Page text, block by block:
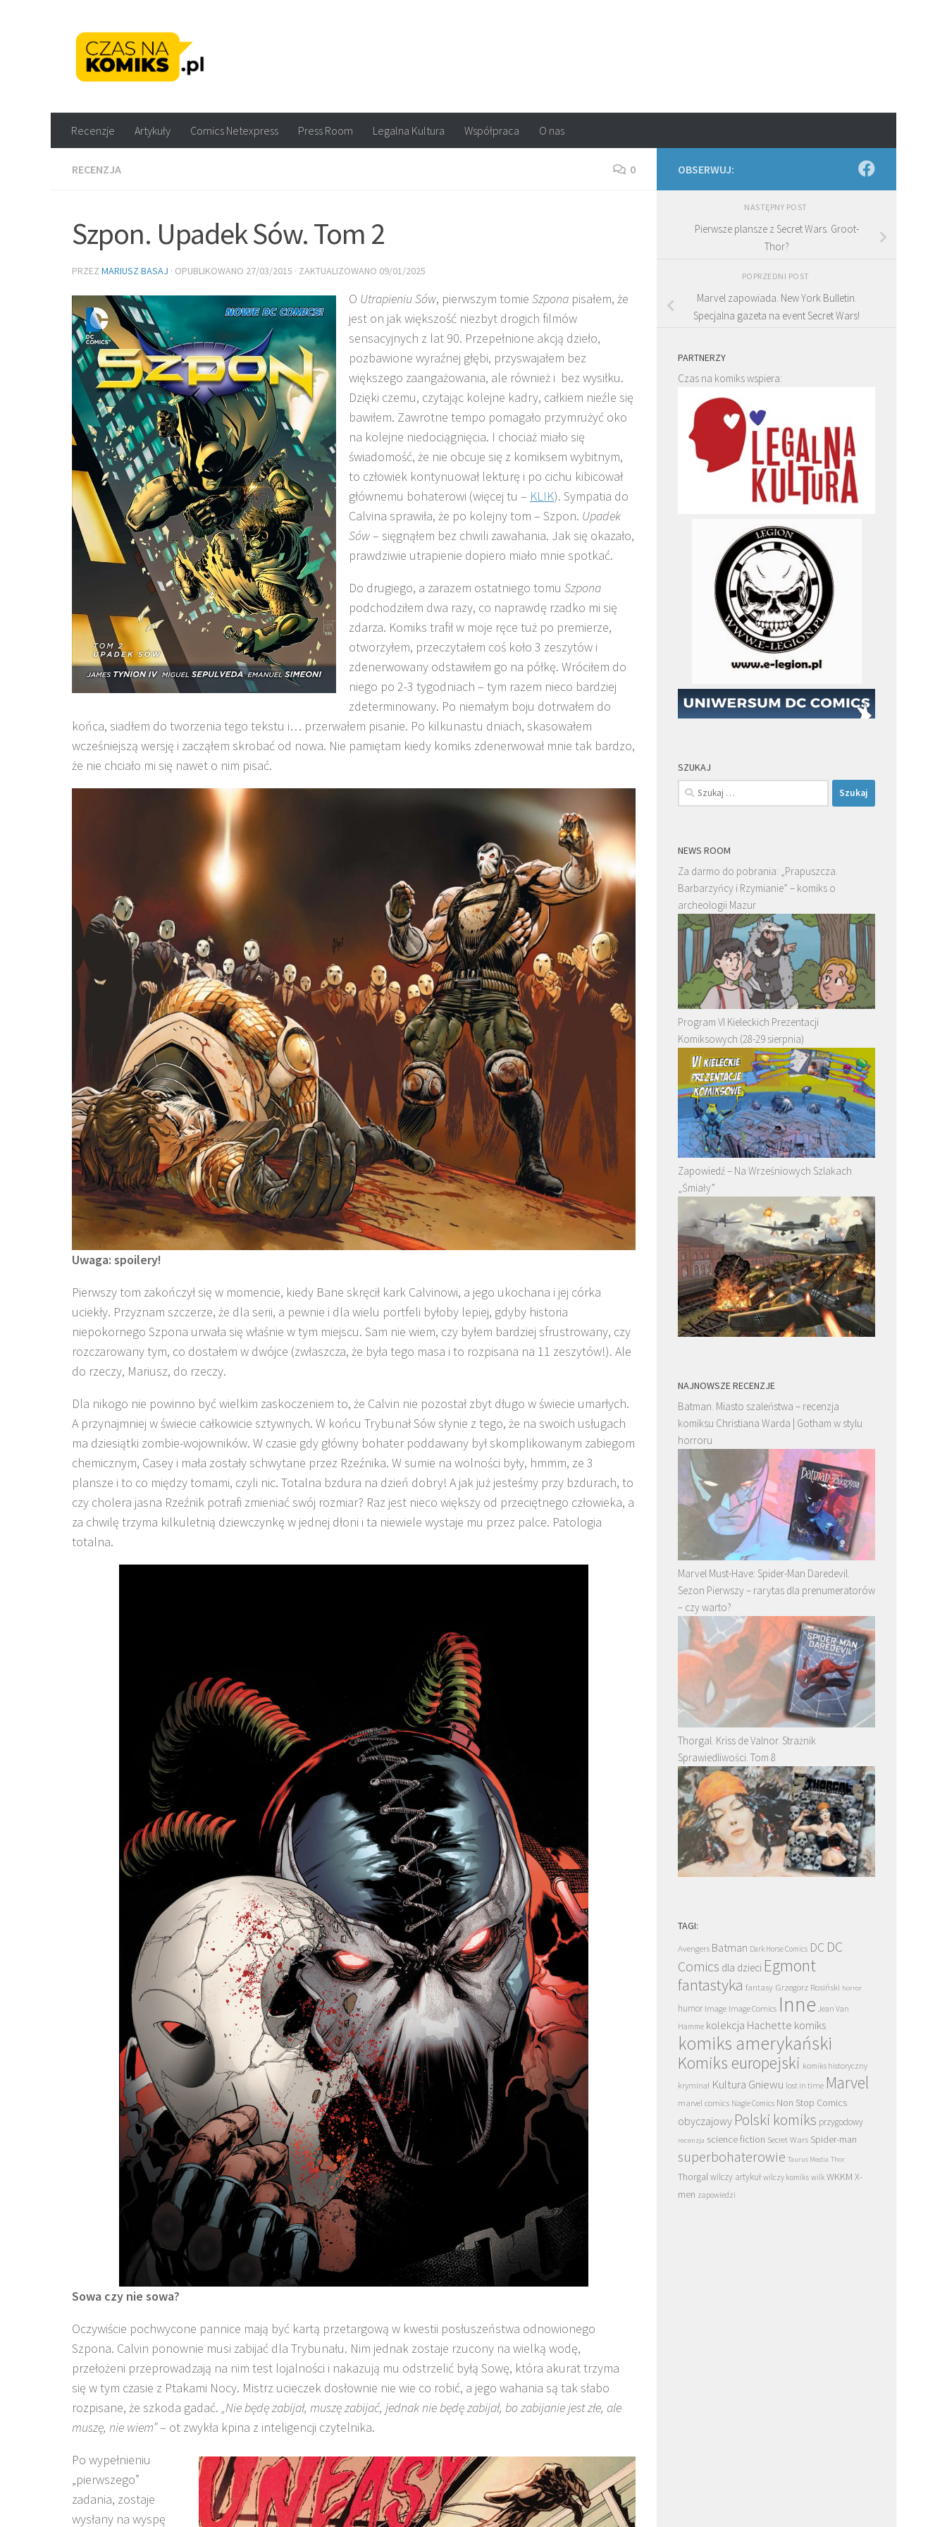
Recenzje Artykuły Comics Netexpress Press Room Legalna Kultura Współpraca O nas
RECENZJA 0
Szpon. Upadek Sów. Tom 2
PRZEZ MARIUSZ BASAJ · OPUBLIKOWANO 27/03/2015 · ZAKTUALIZOWANO 09/01/2025
O Utrapieniu Sów, pierwszym tomie Szpona pisałem, że
jest on jak większość niezbyt drogich filmów
sensacyjnych z lat 90. Przepełnione akcją dzieło,
pozbawione wyraźnej głębi, przyswajałem bez
większego zaangażowania, ale również i bez wysiłku.
Dzięki czemu, czytając kolejne kadry, całkiem nieźle się
bawiłem. Zawrotne tempo pomagało przymrużyć oko
na kolejne niedociągnięcia. I chociaż miało się
świadomość, że nie obcuje się z komiksem wybitnym,
to człowiek kontynuował lekturę i po cichu kibicował
głównemu bohaterowi (więcej tu – KLIK). Sympatia do
Calvina sprawiła, że po kolejny tom – Szpon. Upadek
Sów– sięgnąłem bez chwili zawahania. Jak się okazało,
prawdziwie utrapienie dopiero miało mnie spotkać.
Do drugiego, a zarazem ostatniego tomu Szpona
podchodziłem dwa razy, co naprawdę rzadko mi się
zdarza. Komiks trafił w moje ręce tuż po premierze,
otworzyłem, przeczytałem coś koło 3 zeszytów i
zdenerwowany odstawiłem go na półkę. Wróciłem do
niego po 2-3 tygodniach – tym razem nieco bardziej
zdeterminowany. Po niemałym boju dotrwałem do
końca, siadłem do tworzenia tego tekstu i… przerwałem pisanie. Po kilkunastu dniach, skasowałem
wcześniejszą wersję i zacząłem skrobać od nowa. Nie pamiętam kiedy komiks zdenerwował mnie tak bardzo,
że nie chciało mi się nawet o nim pisać.
Uwaga: spoilery!
Pierwszy tom zakończył się w momencie, kiedy Bane skręcił kark Calvinowi, a jego ukochana i jej córka
uciekły. Przyznam szczerze, że dla serii, a pewnie i dla wielu portfeli byłoby lepiej, gdyby historia
niepokornego Szpona urwała się właśnie w tym miejscu. Sam nie wiem, czy byłem bardziej sfrustrowany, czy
rozczarowany tym, co dostałem w dwójce (zwłaszcza, że była tego masa i to rozpisana na 11 zeszytów!). Ale
do rzeczy, Mariusz, do rzeczy.
Dla nikogo nie powinno być wielkim zaskoczeniem to, że Calvin nie pozostał zbyt długo w świecie umarłych.
A przynajmniej w świecie całkowicie sztywnych. W końcu Trybunał Sów słynie z tego, że na swoich usługach
ma dziesiątki zombie-wojowników. W czasie gdy główny bohater poddawany był skomplikowanym zabiegom
chemicznym, Casey i mała zostały schwytane przez Rzeźnika. W sumie na wolności były, hmmm, ze 3
plansze i to co między tomami, czyli nic. Totalna bzdura na dzień dobry! A jak już jesteśmy przy bzdurach, to
czy cholera jasna Rzeźnik potrafi zmieniać swój rozmiar? Raz jest nieco większy od przeciętnego człowieka, a
za chwilę trzyma kilkuletnią dziewczynkę w jednej dłoni i ta niewiele wystaje mu przez palce. Patologia
totalna.
Sowa czy nie sowa?
Oczywiście pochwycone pannice mają być kartą przetargową w kwestii posłuszeństwa odnowionego
Szpona. Calvin ponownie musi zabijać dla Trybunału. Nim jednak zostaje rzucony na wielką wodę,
przełożeni przeprowadzają na nim test lojalności i nakazują mu odstrzelić byłą Sowę, która akurat trzyma
się w tym czasie z Ptakami Nocy. Mistrz ucieczek dosłownie nie wie co robić, a jego wahania są tak słabo
rozpisane, że szkoda gadać. „Nie będę zabijał, muszę zabijać, jednak nie będę zabijał, bo zabijanie jest złe, ale
muszę, nie wiem”– ot zwykła kpina z inteligencji czytelnika.
Po wypełnieniu
„pierwszego”
zadania, zostaje
wysłany na wyspę
OBSERWUJ:
NASTĘPNY POST
Pierwsze plansze z Secret Wars. Groot-
Thor?
POPRZEDNI POST
Marvel zapowiada. New York Bulletin.
Specjalna gazeta na event Secret Wars!
PARTNERZY
Czas na komiks wspiera:
SZUKAJ
Szukaj:
NEWS ROOM
Za darmo do pobrania: „Prapuszcza.
Barbarzyńcy i Rzymianie” – komiks o
archeologii Mazur
Program VI Kieleckich Prezentacji
Komiksowych (28-29 sierpnia)
Zapowiedź – Na Wrześniowych Szlakach
„Śmiały”
NAJNOWSZE RECENZJE
Batman. Miasto szaleństwa – recenzja
komiksu Christiana Warda | Gotham w stylu
horroru
Marvel Must-Have: Spider-Man Daredevil.
Sezon Pierwszy – rarytas dla prenumeratorów
– czy warto?
Thorgal. Kriss de Valnor. Strażnik
Sprawiedliwości. Tom 8
TAGI:
Avengers Batman Dark Horse Comics DC DC
Comics dla dzieci Egmont
fantastyka fantasy Grzegorz Rosiński horror
humor Image Image Comics Inne Jean Van
Hamme kolekcja Hachette komiks
komiks amerykański
Komiks europejski komiks historyczny
kryminał Kultura Gniewu lost in time Marvel
marvel comics Nagle Comics Non Stop Comics
obyczajowy Polski komiks przygodowy
recenzja science fiction Secret Wars Spider-man
superbohaterowie Taurus Media Thor
Thorgalwilczy artykuł wilczy komiks wilk WKKM X-
men zapowiedzi